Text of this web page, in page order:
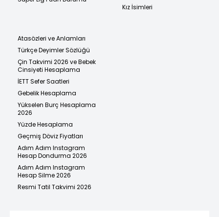
Kız İsimleri
Atasözleri ve Anlamları
Türkçe Deyimler Sözlüğü
Çin Takvimi 2026 ve Bebek
Cinsiyeti Hesaplama
İETT Sefer Saatleri
Gebelik Hesaplama
Yükselen Burç Hesaplama
2026
Yüzde Hesaplama
Geçmiş Döviz Fiyatları
Adım Adım Instagram
Hesap Dondurma 2026
Adım Adım Instagram
Hesap Silme 2026
Resmi Tatil Takvimi 2026